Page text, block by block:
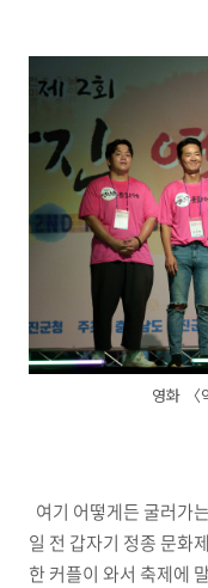
영화 〈
여기 어떻게든 굴러가
일 전 갑자기 정종 문화
한 커플이 와서 축제에